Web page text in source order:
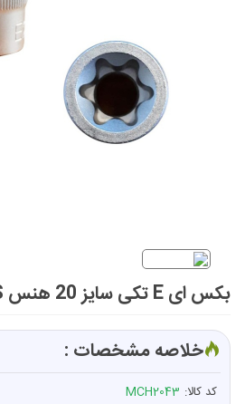
بکس ای E تکی سایز 20 هنس HANS
خلاصه مشخصات :
کد کالا: MCH2043